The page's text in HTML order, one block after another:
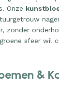
Onze
zonder
sfeer wil
&